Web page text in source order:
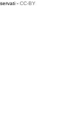
- CC-BY